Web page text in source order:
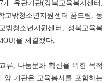
유관기관(강북교육복지센터,
교밖청소년지원센터 꿈드림, 동
밖청소년지원센터, 성북교육복
을 체결했다.
류, 나눔문화 확산을 위한 목적
양 기관은 교육봉사를 포함하는